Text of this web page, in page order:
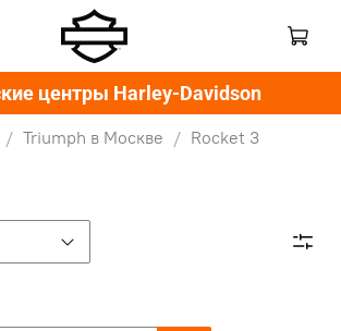
центры Harley-Davidson
Triumph в Москве Rocket 3